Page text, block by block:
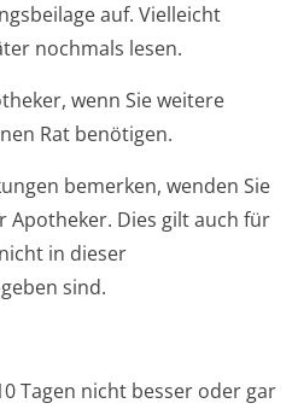
auf. Vielleicht
nochmals lesen.
wenn Sie weitere
Rat benötigen.
bemerken, wenden Sie
Apotheker. Dies gilt auch für
in dieser
sind.
Tagen nicht besser oder gar